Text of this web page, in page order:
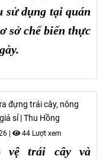
sử dụng tại quán
sở chế biến thực
đựng trái cây, nông
sỉ | Thu Hồng
| 44 Lượt xem
vệ trái cây và